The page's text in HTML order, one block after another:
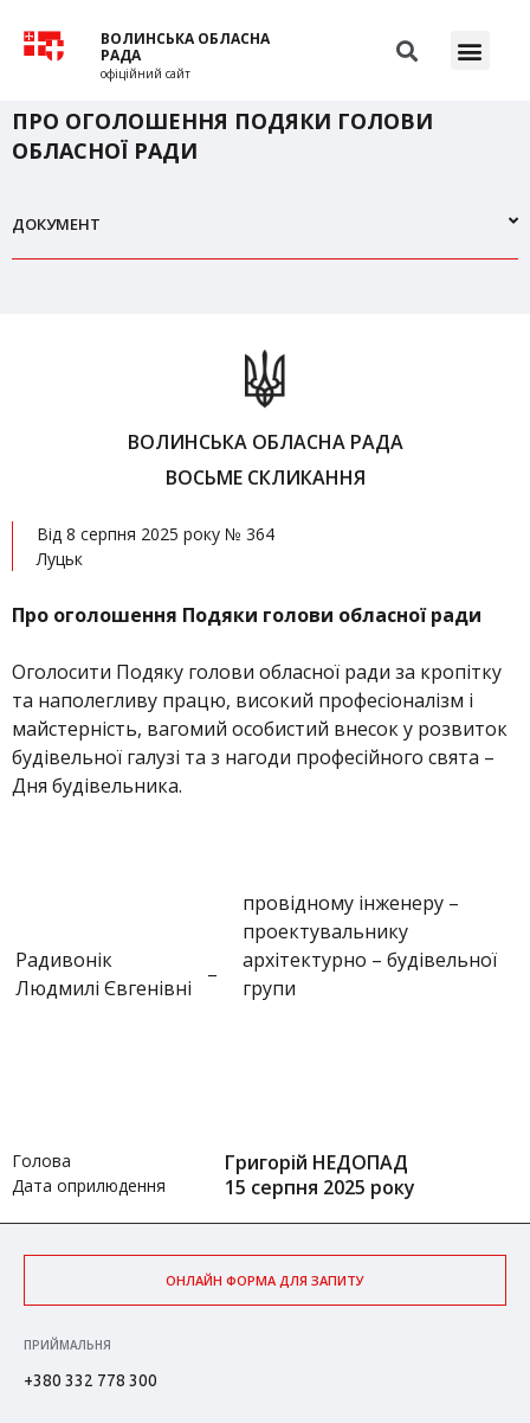
ВОЛИНСЬКА ОБЛАСНА
РАДА
офіційний сайт
ПРО ОГОЛОШЕННЯ ПОДЯКИ ГОЛОВИ
ОБЛАСНОЇ РАДИ
ДОКУМЕНТ
ВОЛИНСЬКА ОБЛАСНА РАДА
ВОСЬМЕ СКЛИКАННЯ
Від 8 серпня 2025 року № 364
Луцьк
Про оголошення Подяки голови обласної ради
Оголосити Подяку голови обласної ради за кропітку
та наполегливу працю, високий професіоналізм і
майстерність, вагомий особистий внесок у розвиток
будівельної галузі та з нагоди професійного свята –
Дня будівельника.
Радивонік
Людмилі Євгенівні
–
провідному інженеру –
проектувальнику
архітектурно – будівельної
групи
Голова Григорій НЕДОПАД
Дата оприлюдення 15 серпня 2025 року
ОНЛАЙН ФОРМА ДЛЯ ЗАПИТУ
ПРИЙМАЛЬНЯ
+380 332 778 300